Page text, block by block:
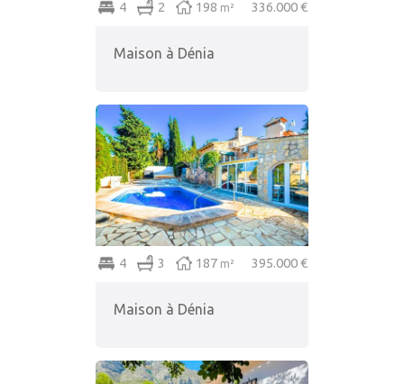
4 2 198 m² 336.000 €
Maison à Dénia
4 3 187 m² 395.000 €
Maison à Dénia